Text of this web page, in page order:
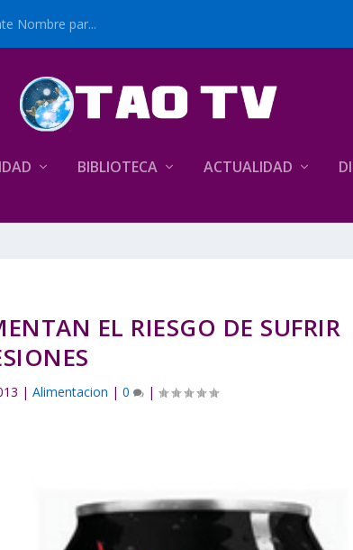
Nombre par...
BIBLIOTECA ACTUALIDAD
EL RIESGO DE SUFRIR
| Alimentacion | 0 |